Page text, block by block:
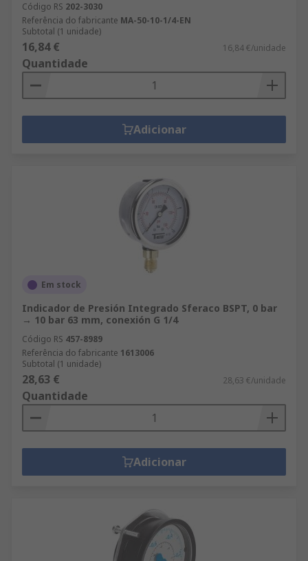
Código RS 202-3030
Referência do fabricante MA-50-10-1/4-EN
Subtotal (1 unidade)
16,84 € 16,84 €/unidade
Quantidade
Adicionar
Em stock
Indicador de Presión Integrado Sferaco BSPT, 0 bar
→ 10 bar 63 mm, conexión G 1/4
Código RS 457-8989
Referência do fabricante 1613006
Subtotal (1 unidade)
28,63 € 28,63 €/unidade
Quantidade
Adicionar